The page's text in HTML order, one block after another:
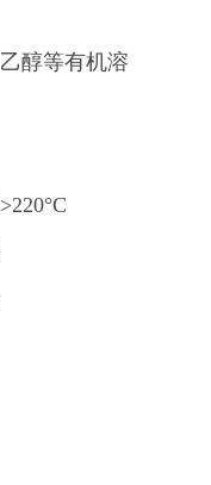
醇等有机溶